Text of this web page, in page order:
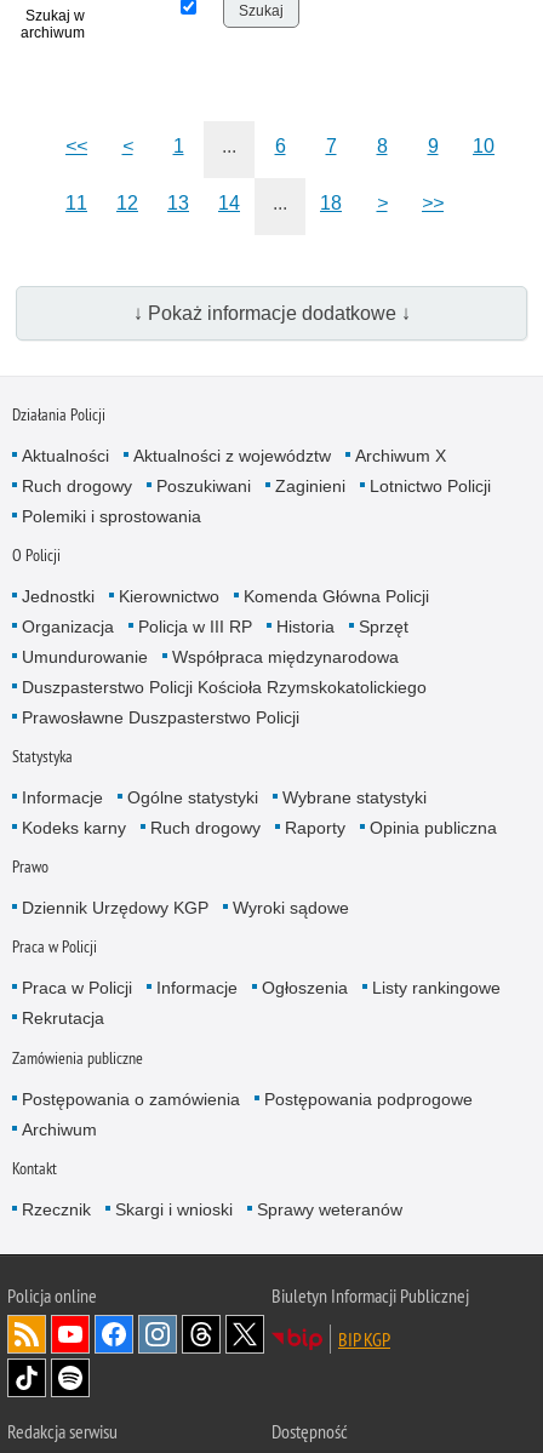
Szukaj w
archiwum
<< < 1 ... 6 7 8 9 10
11 12 13 14 ... 18 > >>
↓ Pokaż informacje dodatkowe ↓
Działania Policji
Aktualności Aktualności z województw
Archiwum X
Ruch drogowy
Poszukiwani Zaginieni
Lotnictwo Policji
Polemiki i sprostowania
O Policji
Jednostki Kierownictwo
Komenda Główna Policji
Organizacja
Policja w III RP Historia
Sprzęt
Umundurowanie
Współpraca międzynarodowa
Duszpasterstwo Policji Kościoła Rzymskokatolickiego
Prawosławne Duszpasterstwo Policji
Statystyka
Informacje Ogólne statystyki
Wybrane statystyki
Kodeks karny
Ruch drogowy Raporty Opinia publiczna
Prawo
Dziennik Urzędowy KGP Wyroki sądowe
Praca w Policji
Praca w Policji Informacje Ogłoszenia
Listy rankingowe
Rekrutacja
Zamówienia publiczne
Postępowania o zamówienia
Postępowania podprogowe
Archiwum
Kontakt
Rzecznik Skargi i wnioski Sprawy weteranów
Policjaonline
Biuletyn Informacji Publicznej
BIP KGP
Redakcja serwisu Dostępność